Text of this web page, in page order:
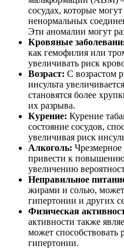
сосудах, которые
ненормальных
Эти аномалии могут
Кровяные
как гемофилия или
увеличивать риск
Возраст: С возрастом
инсульта
становятся более
их разрыва.
Курение: Курение
состояние сосудов,
увеличивая риск
Алкоголь: Чрезмерное
привести к повышению
увеличению
Неправильное
жирами и солью, может
гипертонии и других
Физическая
активности также
может
гипертонии.